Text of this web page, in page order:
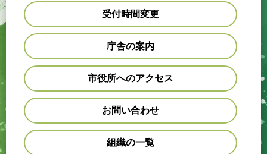
受付時間変更
庁舎の案内
市役所へのアクセス
お問い合わせ
組織の一覧